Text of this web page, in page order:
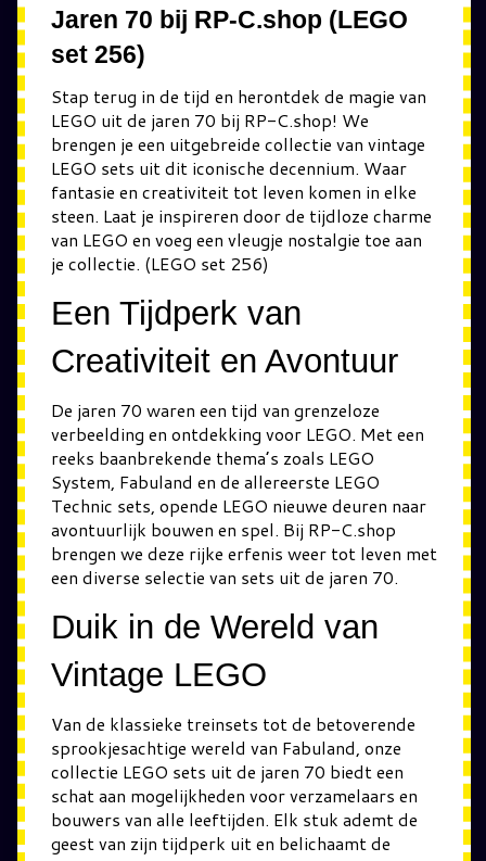
Jaren 70 bij RP-C.shop (LEGO
set 256)
Stap terug in de tijd en herontdek de magie van
LEGO uit de jaren 70 bij RP-C.shop! We
brengen je een uitgebreide collectie van vintage
LEGO sets uit dit iconische decennium. Waar
fantasie en creativiteit tot leven komen in elke
steen. Laat je inspireren door de tijdloze charme
van LEGO en voeg een vleugje nostalgie toe aan
je collectie. (LEGO set 256)
Een Tijdperk van
Creativiteit en Avontuur
De jaren 70 waren een tijd van grenzeloze
verbeelding en ontdekking voor LEGO. Met een
reeks baanbrekende thema’s zoals LEGO
System, Fabuland en de allereerste LEGO
Technic sets, opende LEGO nieuwe deuren naar
avontuurlijk bouwen en spel. Bij RP-C.shop
brengen we deze rijke erfenis weer tot leven met
een diverse selectie van sets uit de jaren 70.
Duik in de Wereld van
Vintage LEGO
Van de klassieke treinsets tot de betoverende
sprookjesachtige wereld van Fabuland, onze
collectie LEGO sets uit de jaren 70 biedt een
schat aan mogelijkheden voor verzamelaars en
bouwers van alle leeftijden. Elk stuk ademt de
geest van zijn tijdperk uit en belichaamt de